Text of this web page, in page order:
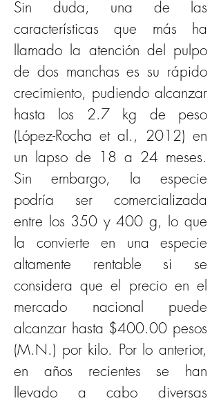
Sin duda, una de las
características que más ha
llamado la atención del pulpo
de dos manchas es su rápido
crecimiento, pudiendo alcanzar
hasta los 2.7 kg de peso
(López-Rocha et al., 2012) en
un lapso de 18 a 24 meses.
Sin embargo, la especie
podría ser comercializada
entre los 350 y 400 g, lo que
la convierte en una especie
altamente rentable si se
considera que el precio en el
mercado nacional puede
alcanzar hasta $400.00 pesos
(M.N.) por kilo. Por lo anterior,
en años recientes se han
llevado a cabo diversas